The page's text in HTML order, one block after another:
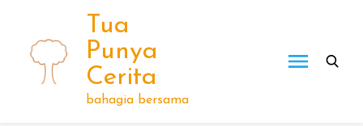
content
Tua
Punya
Cerita
bahagia bersama